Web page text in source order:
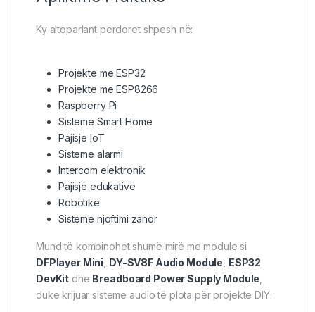
Ky altoparlant përdoret shpesh në:
Projekte me ESP32
Projekte me ESP8266
Raspberry Pi
Sisteme Smart Home
Pajisje IoT
Sisteme alarmi
Intercom elektronik
Pajisje edukative
Robotikë
Sisteme njoftimi zanor
Mund të kombinohet shumë mirë me module si
DFPlayer Mini, DY-SV8F Audio Module, ESP32
DevKit dhe Breadboard Power Supply Module,
duke krijuar sisteme audio të plota për projekte DIY.